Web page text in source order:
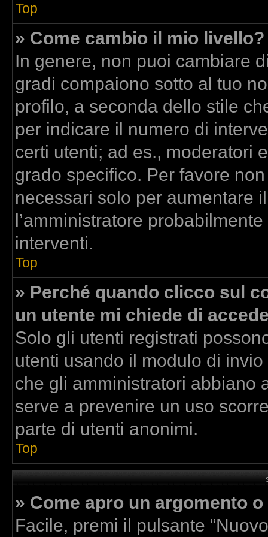
Top
» Come cambio il mio livello?
In genere, non puoi cambiare
gradi compaiono sotto al tuo
profilo, a seconda dello stile
per indicare il numero di
certi utenti; ad es., moderatori
grado specifico. Per favore
necessari solo per aumentare
l’amministratore
interventi.
Top
» Perché quando clicco sul
un utente mi chiede di
Solo gli utenti registrati
utenti usando il modulo di
che gli amministratori abbiano
serve a prevenire un uso
parte di utenti anonimi.
Top
» Come apro un argomento
Facile, premi il pulsante